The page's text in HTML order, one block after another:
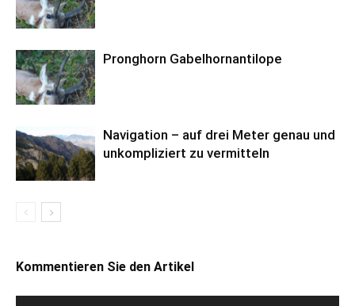
Pronghorn Gabelhornantilope
Navigation – auf drei Meter genau und
unkompliziert zu vermitteln
Kommentieren Sie den Artikel